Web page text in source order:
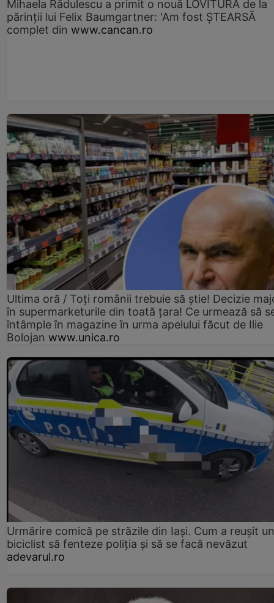
Mihaela Rădulescu a primit o nouă LOVITURĂ de la
părinții lui Felix Baumgartner: 'Am fost ȘTEARSĂ
complet din www.cancan.ro
Ultima oră / Toți românii trebuie să știe! Decizie
în supermarketurile din toată țara! Ce urmează să
întâmple în magazine în urma apelului făcut de Ilie
Bolojan www.unica.ro
Urmărire comică pe străzile din Iași. Cum a reușit un
biciclist să fenteze poliția și să se facă nevăzut
adevarul.ro